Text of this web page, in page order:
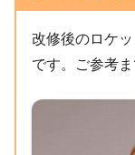
改修後のロケ
です。ご参考ま